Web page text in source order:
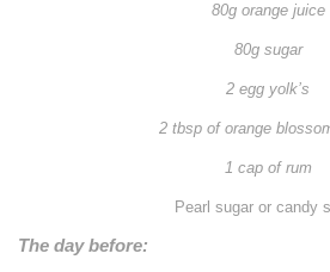
80g orange juice
80g sugar
2 egg yolk’s
2 tbsp of orange
1 cap of rum
Pearl sugar or candy
The day before: